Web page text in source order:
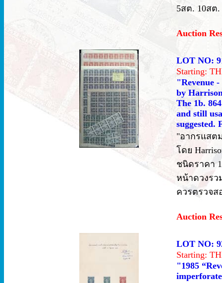
5สต. 10สต
Auction
LOT NO:
Starting:
"Revenue
by
The 1b.
and still
suggested.
"อากรแสต
โดย
ชนิดราคา
หน้าดวงรว
ควรตรวจส
Auction
LOT NO:
Starting:
"1985